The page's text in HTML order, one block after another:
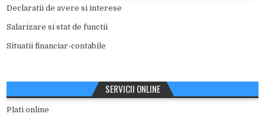
Declaratii de avere si interese
Salarizare si stat de functii
Situatii financiar-contabile
SERVICII ONLINE
Plati online